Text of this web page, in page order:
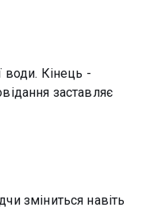
Кінець -
заставляє
зміниться навіть